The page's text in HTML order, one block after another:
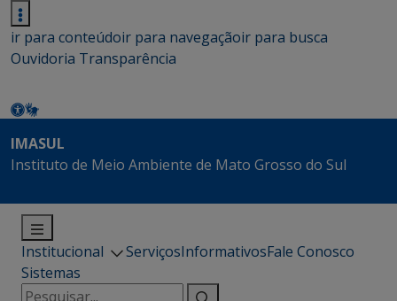
ir para conteúdoir para navegaçãoir para busca
Ouvidoria Transparência
IMASUL
Instituto de Meio Ambiente de Mato Grosso do Sul
Institucional ServiçosInformativosFale Conosco
Sistemas
Pesquisar